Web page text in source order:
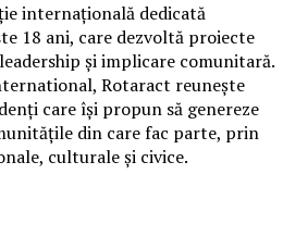
internațională dedicată
18 ani, care dezvoltă proiecte
și implicare comunitară.
Rotaract reunește
care își propun să genereze
din care fac parte, prin
culturale și civice.